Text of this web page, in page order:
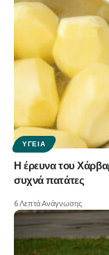
ΥΓΕΊΑ
Η έρευνα του
συχνά πατάτες
6 Λεπτά Ανάγνωσης